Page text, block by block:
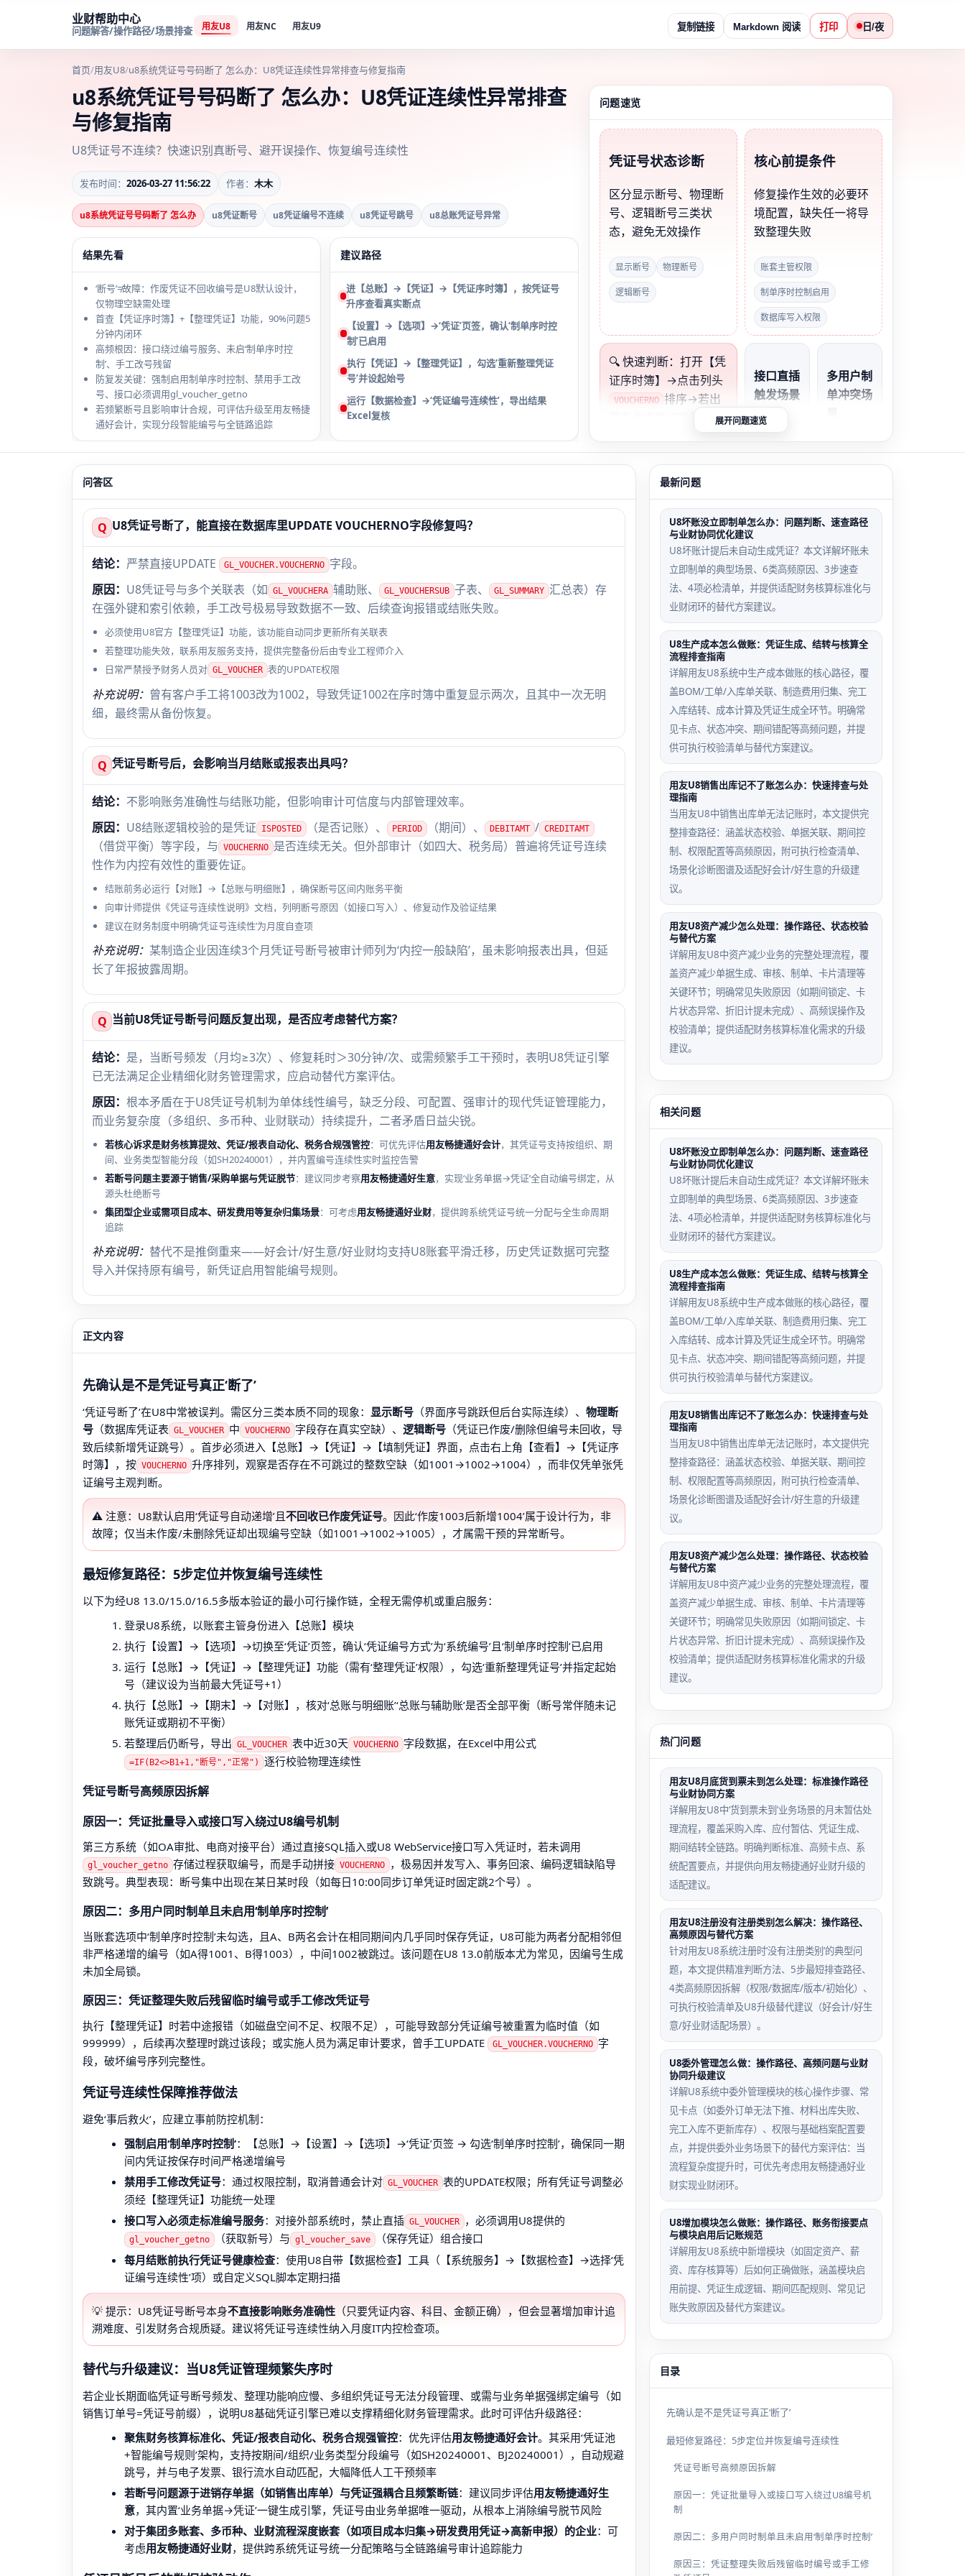
业财帮助中心
问题解答/操作路径/场景排查 用友U8 用友NC 用友U9 复制链接 Markdown 阅读 打印 日/夜
首页/用友U8/u8系统凭证号号码断了 怎么办：U8凭证连续性异常排查与修复指南
u8系统凭证号号码断了 怎么办：U8凭证连续性异常排查
与修复指南
U8凭证号不连续？快速识别真断号、避开误操作、恢复编号连续性
发布时间： 2026-03-27 11:56:22 作者： 木木
u8系统凭证号号码断了 怎么办 u8凭证断号 u8凭证编号不连续 u8凭证号跳号 u8总账凭证号异常
结果先看
‘断号’≠故障：作废凭证不回收编号是U8默认设计，
仅物理空缺需处理
首查【凭证序时簿】+【整理凭证】功能，90%问题5
分钟内闭环
高频根因：接口绕过编号服务、未启‘制单序时控
制’、手工改号残留
防复发关键：强制启用制单序时控制、禁用手工改
号、接口必须调用gl_voucher_getno
若频繁断号且影响审计合规，可评估升级至用友畅捷
通好会计，实现分段智能编号与全链路追踪
建议路径
进【总账】→【凭证】→【凭证序时簿】，按凭证号
升序查看真实断点
【设置】→【选项】→‘凭证’页签，确认‘制单序时控
制’已启用
执行【凭证】→【整理凭证】，勾选‘重新整理凭证
号’并设起始号
运行【数据检查】→‘凭证编号连续性’，导出结果
Excel复核
问题速览
凭证号状态诊断
区分显示断号、物理断
号、逻辑断号三类状
态，避免无效操作
显示断号 物理断号
逻辑断号
核心前提条件
修复操作生效的必要环
境配置，缺失任一将导
致整理失败
账套主管权限
制单序时控制启用
数据库写入权限
🔍 快速判断：打开【凭
证序时簿】→点击列头
VOUCHERNO 排序→若出
现非作废凭证的整数空
1001→1002→1004）
，即为需修复的物理断
号；若仅作废凭证后编
号跳跃
（1001→1002→1004
且1003状态为‘作
废’），属正常设计行
为，无需处理。
接口直插
触发场景
电商系统
直插凭
用
gl_vouc
no，导
致并发写
入跳号
多用户制
单冲突场
保存凭证
序时控
制’未启
分配非严
格递增编
号
整理失败
残留场景
【整理凭
证】执行
中断，部
分凭证被
赋临时编
号（如
999999
），后续
无法覆盖
手工改号
审计场景
为满足特
定审计要
UPDATE
VOUCH
ERNO，
破坏序列
完整性与
审计线索
展开问题速览
问答区
Q U8凭证号断了，能直接在数据库里UPDATE VOUCHERNO字段修复吗？
结论： 严禁直接UPDATE GL_VOUCHER.VOUCHERNO 字段。
原因： U8凭证号与多个关联表（如 GL_VOUCHERA 辅助账、 GL_VOUCHERSUB 子表、 GL_SUMMARY 汇总表）存
在强外键和索引依赖，手工改号极易导致数据不一致、后续查询报错或结账失败。
必须使用U8官方【整理凭证】功能，该功能自动同步更新所有关联表
若整理功能失效，联系用友服务支持，提供完整备份后由专业工程师介入
日常严禁授予财务人员对 GL_VOUCHER 表的UPDATE权限
补充说明： 曾有客户手工将1003改为1002，导致凭证1002在序时簿中重复显示两次，且其中一次无明
细，最终需从备份恢复。
Q 凭证号断号后，会影响当月结账或报表出具吗？
结论： 不影响账务准确性与结账功能，但影响审计可信度与内部管理效率。
原因： U8结账逻辑校验的是凭证 ISPOSTED （是否记账）、 PERIOD （期间）、 DEBITAMT / CREDITAMT
（借贷平衡）等字段，与 VOUCHERNO 是否连续无关。但外部审计（如四大、税务局）普遍将凭证号连续
性作为内控有效性的重要佐证。
结账前务必运行【对账】→【总账与明细账】，确保断号区间内账务平衡
向审计师提供《凭证号连续性说明》文档，列明断号原因（如接口写入）、修复动作及验证结果
建议在财务制度中明确‘凭证号连续性’为月度自查项
补充说明： 某制造企业因连续3个月凭证号断号被审计师列为‘内控一般缺陷’，虽未影响报表出具，但延
长了年报披露周期。
Q 当前U8凭证号断号问题反复出现，是否应考虑替代方案？
结论： 是，当断号频发（月均≥3次）、修复耗时＞30分钟/次、或需频繁手工干预时，表明U8凭证引擎
已无法满足企业精细化财务管理需求，应启动替代方案评估。
原因： 根本矛盾在于U8凭证号机制为单体线性编号，缺乏分段、可配置、强审计的现代凭证管理能力，
而业务复杂度（多组织、多币种、业财联动）持续提升，二者矛盾日益尖锐。
若核心诉求是财务核算提效、凭证/报表自动化、税务合规强管控：可优先评估用友畅捷通好会计，其凭证号支持按组织、期
间、业务类型智能分段（如SH20240001），并内置编号连续性实时监控告警
若断号问题主要源于销售/采购单据与凭证脱节：建议同步考察用友畅捷通好生意，实现‘业务单据→凭证’全自动编号绑定，从
源头杜绝断号
集团型企业或需项目成本、研发费用等复杂归集场景：可考虑用友畅捷通好业财，提供跨系统凭证号统一分配与全生命周期
追踪
补充说明： 替代不是推倒重来——好会计/好生意/好业财均支持U8账套平滑迁移，历史凭证数据可完整
导入并保持原有编号，新凭证启用智能编号规则。
正文内容
先确认是不是凭证号真正‘断了’
‘凭证号断了’在U8中常被误判。需区分三类本质不同的现象： 显示断号 （界面序号跳跃但后台实际连续）、 物理断
号 （数据库凭证表 GL_VOUCHER 中 VOUCHERNO 字段存在真实空缺）、 逻辑断号 （凭证已作废/删除但编号未回收，导
致后续新增凭证跳号）。首步必须进入【总账】→【凭证】→【填制凭证】界面，点击右上角【查看】→【凭证序
时簿】，按 VOUCHERNO 升序排列，观察是否存在不可跳过的整数空缺（如1001→1002→1004），而非仅凭单张凭
证编号主观判断。
⚠️ 注意：U8默认启用‘凭证号自动递增’且不回收已作废凭证号。因此‘作废1003后新增1004’属于设计行为，非
故障；仅当未作废/未删除凭证却出现编号空缺（如1001→1002→1005），才属需干预的异常断号。
最短修复路径：5步定位并恢复编号连续性
以下为经U8 13.0/15.0/16.5多版本验证的最小可行操作链，全程无需停机或重启服务：
登录U8系统，以账套主管身份进入【总账】模块
执行【设置】→【选项】→切换至‘凭证’页签，确认‘凭证编号方式’为‘系统编号’且‘制单序时控制’已启用
运行【总账】→【凭证】→【整理凭证】功能（需有‘整理凭证’权限），勾选‘重新整理凭证号’并指定起始
号（建议设为当前最大凭证号+1）
执行【总账】→【期末】→【对账】，核对‘总账与明细账’‘总账与辅助账’是否全部平衡（断号常伴随未记
账凭证或期初不平衡）
若整理后仍断号，导出 GL_VOUCHER 表中近30天 VOUCHERNO 字段数据，在Excel中用公式
=IF(B2<>B1+1,"断号","正常") 逐行校验物理连续性
凭证号断号高频原因拆解
原因一：凭证批量导入或接口写入绕过U8编号机制
第三方系统（如OA审批、电商对接平台）通过直接SQL插入或U8 WebService接口写入凭证时，若未调用
gl_voucher_getno 存储过程获取编号，而是手动拼接 VOUCHERNO
，极易因并发写入、事务回滚、编码逻辑缺陷导
致跳号。典型表现：断号集中出现在某日某时段（如每日10:00同步订单凭证时固定跳2个号）。
原因二：多用户同时制单且未启用‘制单序时控制’
当账套选项中‘制单序时控制’未勾选，且A、B两名会计在相同期间内几乎同时保存凭证，U8可能为两者分配相邻但
非严格递增的编号（如A得1001、B得1003），中间1002被跳过。该问题在U8 13.0前版本尤为常见，因编号生成
未加全局锁。
原因三：凭证整理失败后残留临时编号或手工修改凭证号
执行【整理凭证】时若中途报错（如磁盘空间不足、权限不足），可能导致部分凭证编号被重置为临时值（如
999999），后续再次整理时跳过该段；或实施人员为满足审计要求，曾手工UPDATE
GL_VOUCHER.VOUCHERNO 字
段，破坏编号序列完整性。
凭证号连续性保障推荐做法
避免‘事后救火’，应建立事前防控机制：
强制启用‘制单序时控制’：【总账】→【设置】→【选项】→‘凭证’页签 → 勾选‘制单序时控制’，确保同一期
间内凭证按保存时间严格递增编号
禁用手工修改凭证号：通过权限控制，取消普通会计对 GL_VOUCHER 表的UPDATE权限；所有凭证号调整必
须经【整理凭证】功能统一处理
接口写入必须走标准编号服务：对接外部系统时，禁止直插 GL_VOUCHER ，必须调用U8提供的
gl_voucher_getno （获取新号）与 gl_voucher_save
（保存凭证）组合接口
每月结账前执行凭证号健康检查：使用U8自带【数据检查】工具（【系统服务】→【数据检查】→选择‘凭
证编号连续性’项）或自定义SQL脚本定期扫描
💡 提示：U8凭证号断号本身不直接影响账务准确性 （只要凭证内容、科目、金额正确），但会显著增加审计追
溯难度、引发财务合规质疑。建议将凭证号连续性纳入月度IT内控检查项。
替代与升级建议：当U8凭证管理频繁失序时
若企业长期面临凭证号断号频发、整理功能响应慢、多组织凭证号无法分段管理、或需与业务单据强绑定编号（如
销售订单号=凭证号前缀），说明U8基础凭证引擎已难以支撑精细化财务管理需求。此时可评估升级路径：
聚焦财务核算标准化、凭证/报表自动化、税务合规强管控：优先评估用友畅捷通好会计。其采用‘凭证池
+智能编号规则’架构，支持按期间/组织/业务类型分段编号（如SH20240001、BJ20240001），自动规避
跳号，并与电子发票、银行流水自动匹配，大幅降低人工干预频率
若断号问题源于进销存单据（如销售出库单）与凭证强耦合且频繁断链：建议同步评估用友畅捷通好生
意，其内置‘业务单据→凭证’一键生成引擎，凭证号由业务单据唯一驱动，从根本上消除编号脱节风险
对于集团多账套、多币种、业财流程深度嵌套（如项目成本归集→研发费用凭证→高新申报）的企业：可
考虑用友畅捷通好业财，提供跨系统凭证号统一分配策略与全链路编号审计追踪能力
最新问题
U8坏账没立即制单怎么办：问题判断、速查路径
与业财协同优化建议
U8坏账计提后未自动生成凭证？本文详解坏账未
立即制单的典型场景、6类高频原因、3步速查
法、4项必检清单，并提供适配财务核算标准化与
业财闭环的替代方案建议。
U8生产成本怎么做账：凭证生成、结转与核算全
流程排查指南
详解用友U8系统中生产成本做账的核心路径，覆
盖BOM/工单/入库单关联、制造费用归集、完工
入库结转、成本计算及凭证生成全环节。明确常
见卡点、状态冲突、期间错配等高频问题，并提
供可执行校验清单与替代方案建议。
用友U8销售出库记不了账怎么办：快速排查与处
理指南
当用友U8中销售出库单无法记账时，本文提供完
整排查路径：涵盖状态校验、单据关联、期间控
制、权限配置等高频原因，附可执行检查清单、
场景化诊断图谱及适配好会计/好生意的升级建
议。
用友U8资产减少怎么处理：操作路径、状态校验
与替代方案
详解用友U8中资产减少业务的完整处理流程，覆
盖资产减少单据生成、审核、制单、卡片清理等
关键环节；明确常见失败原因（如期间锁定、卡
片状态异常、折旧计提未完成）、高频误操作及
校验清单；提供适配财务核算标准化需求的升级
建议。
相关问题
U8坏账没立即制单怎么办：问题判断、速查路径
与业财协同优化建议
U8坏账计提后未自动生成凭证？本文详解坏账未
立即制单的典型场景、6类高频原因、3步速查
法、4项必检清单，并提供适配财务核算标准化与
业财闭环的替代方案建议。
U8生产成本怎么做账：凭证生成、结转与核算全
流程排查指南
详解用友U8系统中生产成本做账的核心路径，覆
盖BOM/工单/入库单关联、制造费用归集、完工
入库结转、成本计算及凭证生成全环节。明确常
见卡点、状态冲突、期间错配等高频问题，并提
供可执行校验清单与替代方案建议。
用友U8销售出库记不了账怎么办：快速排查与处
理指南
当用友U8中销售出库单无法记账时，本文提供完
整排查路径：涵盖状态校验、单据关联、期间控
制、权限配置等高频原因，附可执行检查清单、
场景化诊断图谱及适配好会计/好生意的升级建
议。
用友U8资产减少怎么处理：操作路径、状态校验
与替代方案
详解用友U8中资产减少业务的完整处理流程，覆
盖资产减少单据生成、审核、制单、卡片清理等
关键环节；明确常见失败原因（如期间锁定、卡
片状态异常、折旧计提未完成）、高频误操作及
校验清单；提供适配财务核算标准化需求的升级
建议。
热门问题
用友U8月底货到票未到怎么处理：标准操作路径
与业财协同方案
详解用友U8中‘货到票未到’业务场景的月末暂估处
理流程，覆盖采购入库、应付暂估、凭证生成、
期间结转全链路。明确判断标准、高频卡点、系
统配置要点，并提供向用友畅捷通好业财升级的
适配建议。
用友U8注册没有注册类别怎么解决：操作路径、
高频原因与替代方案
针对用友U8系统注册时‘没有注册类别’的典型问
题，本文提供精准判断方法、5步最短排查路径、
4类高频原因拆解（权限/数据库/版本/初始化）、
可执行校验清单及U8升级替代建议（好会计/好生
意/好业财适配场景）。
U8委外管理怎么做：操作路径、高频问题与业财
协同升级建议
详解U8系统中委外管理模块的核心操作步骤、常
见卡点（如委外订单无法下推、材料出库失败、
完工入库不更新库存）、权限与基础档案配置要
点，并提供委外业务场景下的替代方案评估：当
流程复杂度提升时，可优先考虑用友畅捷通好业
财实现业财闭环。
U8增加模块怎么做账：操作路径、账务衔接要点
与模块启用后记账规范
详解用友U8系统中新增模块（如固定资产、薪
资、库存核算等）后如何正确做账，涵盖模块启
用前提、凭证生成逻辑、期间匹配规则、常见记
账失败原因及替代方案建议。
目录
先确认是不是凭证号真正‘断了’
最短修复路径：5步定位并恢复编号连续性
凭证号断号高频原因拆解
原因一：凭证批量导入或接口写入绕过U8编号机
制
原因二：多用户同时制单且未启用‘制单序时控制’
原因三：凭证整理失败后残留临时编号或手工修